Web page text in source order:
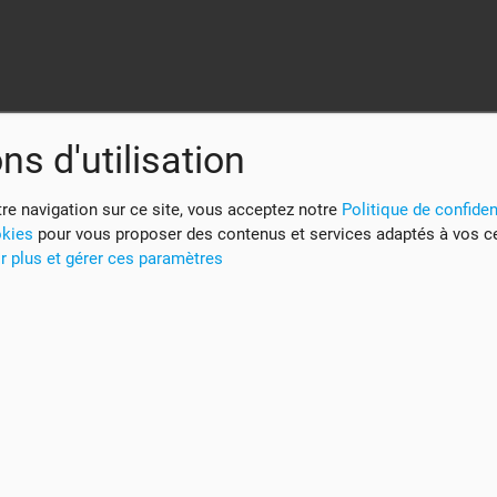
d'utilisation
navigation sur ce site, vous acceptez notre Politique de
pour vous proposer des contenus et services adaptés à vos
plus et gérer ces paramètres